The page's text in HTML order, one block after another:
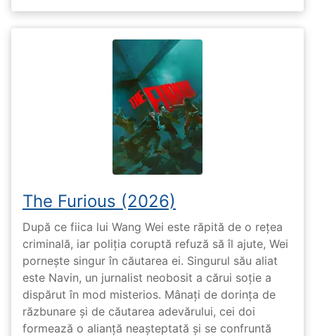
The Furious (2026)
După ce fiica lui Wang Wei este răpită de o rețea
criminală, iar poliția coruptă refuză să îl ajute, Wei
pornește singur în căutarea ei. Singurul său aliat
este Navin, un jurnalist neobosit a cărui soție a
dispărut în mod misterios. Mânați de dorința de
răzbunare și de căutarea adevărului, cei doi
formează o alianță neașteptată și se confruntă